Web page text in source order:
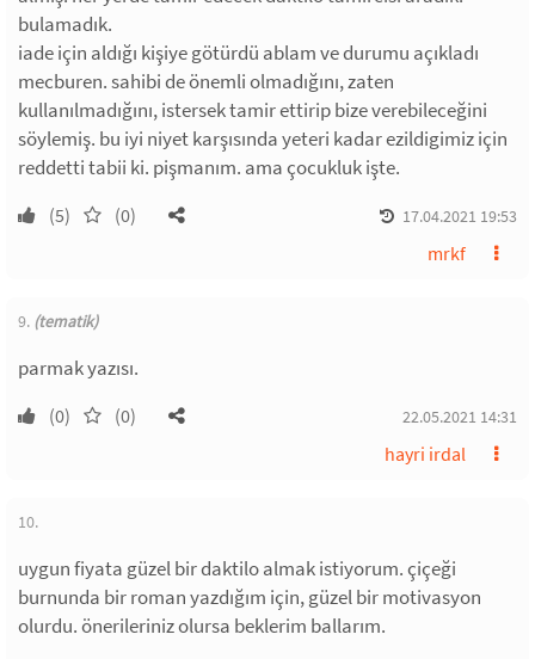
bulamadık.
iade için aldığı kişiye götürdü ablam ve durumu açıkladı
mecburen. sahibi de önemli olmadığını, zaten
kullanılmadığını, istersek tamir ettirip bize verebileceğini
söylemiş. bu iyi niyet karşısında yeteri kadar ezildigimiz için
reddetti tabii ki. pişmanım. ama çocukluk işte.
(5) (0) 17.04.2021 19:53
mrkf
9. (tematik)
parmak yazısı.
(0) (0) 22.05.2021 14:31
hayri irdal
10.
uygun fiyata güzel bir daktilo almak istiyorum. çiçeği
burnunda bir roman yazdığım için, güzel bir motivasyon
olurdu. önerileriniz olursa beklerim ballarım.